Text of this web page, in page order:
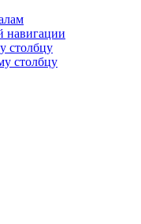
навигации
столбцу
столбцу